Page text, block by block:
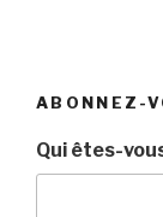
ABONNEZ-
Qui êtes-